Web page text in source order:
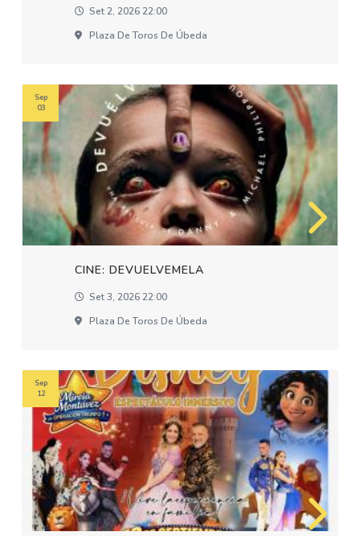
Set 2, 2026 22:00
Plaza De Toros De Úbeda
CINE: DEVUELVEMELA
Set 3, 2026 22:00
Plaza De Toros De Úbeda
Sep
03
Sep
12